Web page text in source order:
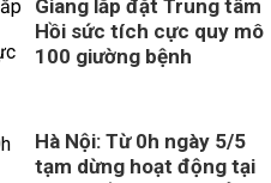
Giang lắp đặt Trung tâm
Hồi sức tích cực quy mô
100 giường bệnh
Hà Nội: Từ 0h ngày 5/5
tạm dừng hoạt động tại